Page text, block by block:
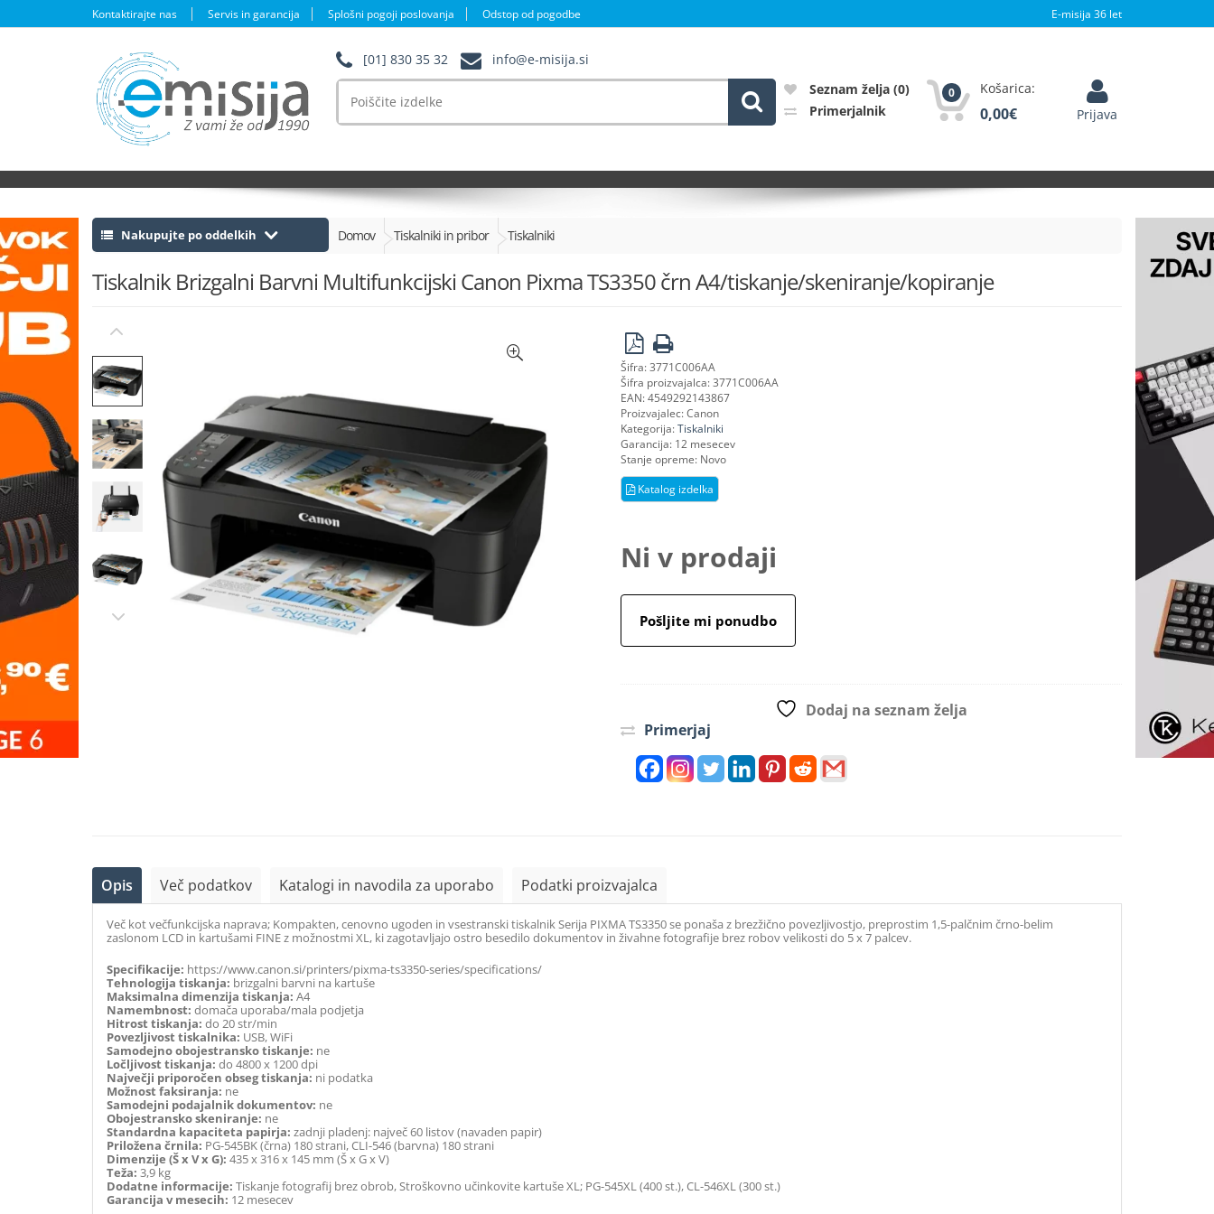
Kontaktirajte nas Servis in garancija Splošni pogoji poslovanja Odstop od pogodbe E-misija 36 let
[01] 830 35 32
info@e-misija.si
Iskanje Seznam želja (0)
Primerjalnik
0 Košarica:
0,00€ Prijava
Nakupujte po oddelkih Domov Tiskalniki in pribor Tiskalniki
Tiskalnik Brizgalni Barvni Multifunkcijski Canon Pixma TS3350 črn A4/tiskanje/skeniranje/kopiranje
Šifra:3771C006AA
Šifra proizvajalca:3771C006AA
EAN:4549292143867
Proizvajalec:Canon
Kategorija:Tiskalniki
Garancija: 12 mesecev
Stanje opreme: Novo
Katalog izdelka
Ni v prodaji
Pošljite mi ponudbo
Dodaj na seznam želja
Primerjaj
Opis Več podatkov Katalogi in navodila za uporabo Podatki proizvajalca
Več kot večfunkcijska naprava; Kompakten, cenovno ugoden in vsestranski tiskalnik Serija PIXMA TS3350 se ponaša z brezžično povezljivostjo, preprostim 1,5-palčnim črno-belim
zaslonom LCD in kartušami FINE z možnostmi XL, ki zagotavljajo ostro besedilo dokumentov in živahne fotografije brez robov velikosti do 5 x 7 palcev.
Specifikacije: https://www.canon.si/printers/pixma-ts3350-series/specifications/
Tehnologija tiskanja: brizgalni barvni na kartuše
Maksimalna dimenzija tiskanja: A4
Namembnost: domača uporaba/mala podjetja
Hitrost tiskanja: do 20 str/min
Povezljivost tiskalnika: USB, WiFi
Samodejno obojestransko tiskanje: ne
Ločljivost tiskanja: do 4800 x 1200 dpi
Največji priporočen obseg tiskanja: ni podatka
Možnost faksiranja: ne
Samodejni podajalnik dokumentov: ne
Obojestransko skeniranje: ne
Standardna kapaciteta papirja: zadnji pladenj: največ 60 listov (navaden papir)
Priložena črnila: PG-545BK (črna) 180 strani, CLI-546 (barvna) 180 strani
Dimenzije (Š x V x G): 435 x 316 x 145 mm (Š x G x V)
Teža: 3,9 kg
Dodatne informacije: Tiskanje fotografij brez obrob, Stroškovno učinkovite kartuše XL; PG-545XL (400 st.), CL-546XL (300 st.)
Garancija v mesecih: 12 mesecev